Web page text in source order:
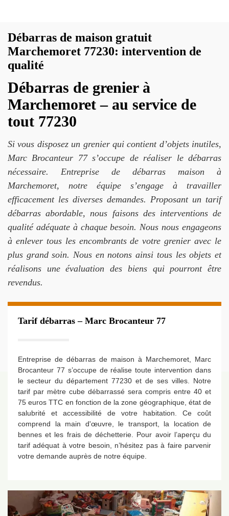
Débarras de maison gratuit
Marchemoret 77230: intervention de
qualité
Débarras de grenier à
Marchemoret – au service de
tout 77230
Si vous disposez un grenier qui contient d’objets inutiles,
Marc Brocanteur 77 s’occupe de réaliser le débarras
nécessaire. Entreprise de débarras maison à
Marchemoret, notre équipe s’engage à travailler
efficacement les diverses demandes. Proposant un tarif
débarras abordable, nous faisons des interventions de
qualité adéquate à chaque besoin. Nous nous engageons
à enlever tous les encombrants de votre grenier avec le
plus grand soin. Nous en notons ainsi tous les objets et
réalisons une évaluation des biens qui pourront être
revendus.
Tarif débarras – Marc Brocanteur 77
Entreprise de débarras de maison à Marchemoret, Marc
Brocanteur 77 s’occupe de réalise toute intervention dans
le secteur du département 77230 et de ses villes. Notre
tarif par mètre cube débarrassé sera compris entre 40 et
75 euros TTC en fonction de la zone géographique, état de
salubrité et accessibilité de votre habitation. Ce coût
comprend la main d'œuvre, le transport, la location de
bennes et les frais de déchetterie. Pour avoir l’aperçu du
tarif adéquat à votre besoin, n’hésitez pas à faire parvenir
votre demande auprès de notre équipe.